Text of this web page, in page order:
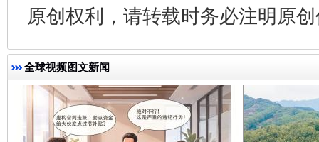
原创权利，请转载时务必注明原
全球视频图文新闻